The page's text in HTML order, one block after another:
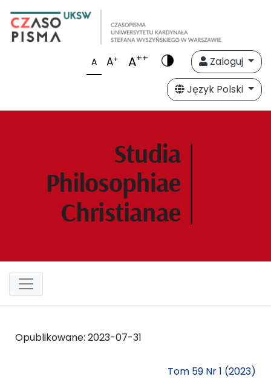
A A+ A++
Zaloguj
Język Polski
Opublikowane: 2023-07-31
Tom 59 Nr 1 (2023)